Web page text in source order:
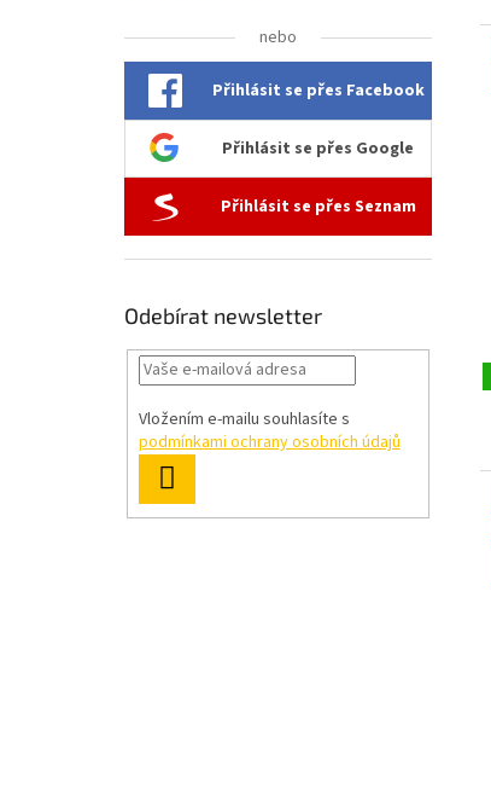
nebo
Přihlásit se přes Facebook
Přihlásit se přes Google
Přihlásit se přes Seznam
Odebírat newsletter
Vložením e-mailu souhlasíte s
podmínkami ochrany osobních údajů
SE